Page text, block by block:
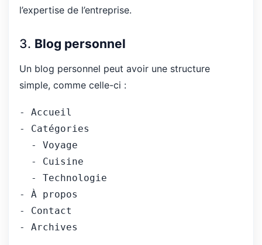
l’expertise de l’entreprise.
3. Blog personnel
Un blog personnel peut avoir une structure
simple, comme celle-ci :
- Accueil
- Catégories
  - Voyage
  - Cuisine
  - Technologie
- À propos
- Contact
- Archives